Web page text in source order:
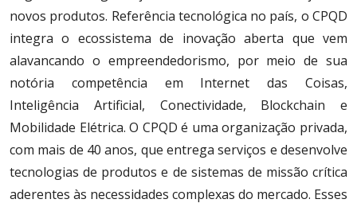
novos produtos. Referência tecnológica no país, o CPQD
integra o ecossistema de inovação aberta que vem
alavancando o empreendedorismo, por meio de sua
notória competência em Internet das Coisas,
Inteligência Artificial, Conectividade, Blockchain e
Mobilidade Elétrica. O CPQD é uma organização privada,
com mais de 40 anos, que entrega serviços e desenvolve
tecnologias de produtos e de sistemas de missão crítica
aderentes às necessidades complexas do mercado. Esses